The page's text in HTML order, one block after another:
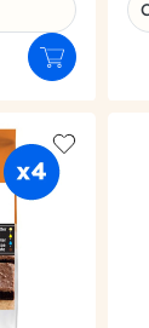
produit
Ajouter au
Add to